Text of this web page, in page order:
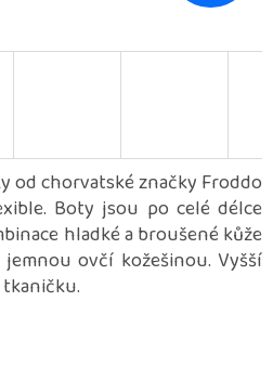
od chorvatské značky Froddo
Boty jsou po celé délce
hladké a broušené kůže
ovčí kožešinou. Vyšší
tkaničku.